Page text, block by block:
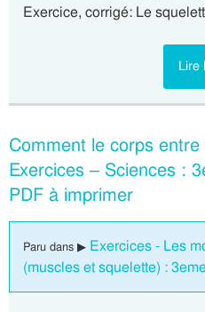
Exercice, corrigé: Le
Lire
Comment le corps
Exercices – Sciences :
PDF à imprimer
Paru dans ▶ Exercices - Les
(muscles et squelette) :